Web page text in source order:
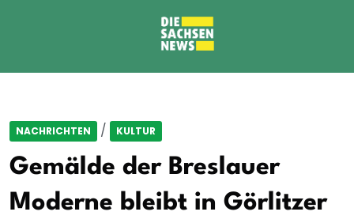
NACHRICHTEN / KULTUR
Gemälde der Breslauer
Moderne bleibt in Görlitzer